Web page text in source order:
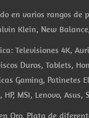
en varios rangos de
Klein, New
Televisiones 4K,
Duros, Tablets,
Gaming, Patinetes
HP, MSI, Lenovo,
Oro, Plata de